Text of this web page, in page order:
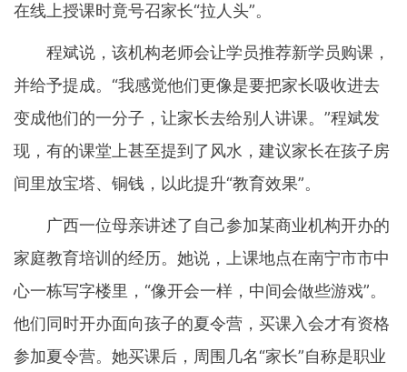
在线上授课时竟号召家长“拉人头”。
程斌说，该机构老师会让学员推荐新学员购课，
并给予提成。“我感觉他们更像是要把家长吸收进去
变成他们的一分子，让家长去给别人讲课。”程斌发
现，有的课堂上甚至提到了风水，建议家长在孩子房
间里放宝塔、铜钱，以此提升“教育效果”。
广西一位母亲讲述了自己参加某商业机构开办的
家庭教育培训的经历。她说，上课地点在南宁市市中
心一栋写字楼里，“像开会一样，中间会做些游戏”。
他们同时开办面向孩子的夏令营，买课入会才有资格
参加夏令营。她买课后，周围几名“家长”自称是职业